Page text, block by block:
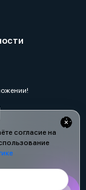
согласие на